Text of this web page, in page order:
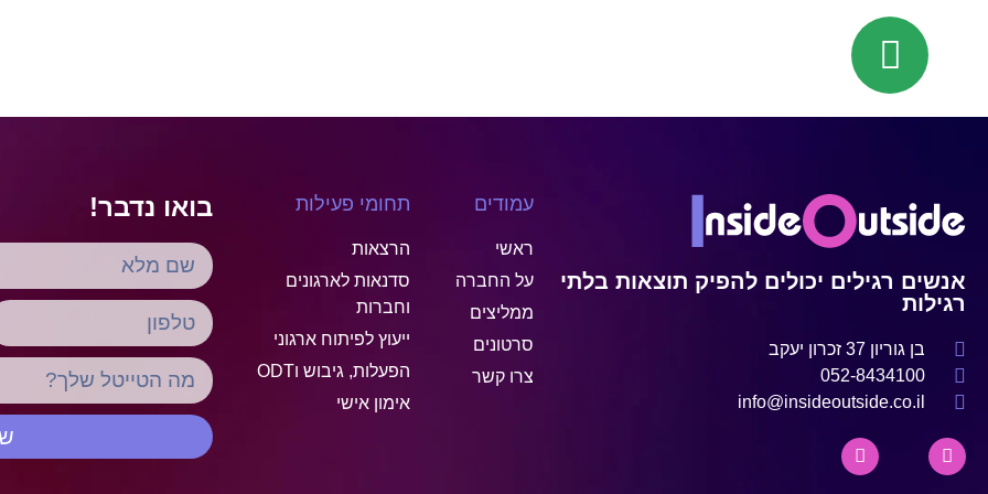
אנשים רגילים יכולים להפיק תוצאות בלתי
רגילות
בן גוריון 37 זכרון יעקב
052-8434100
info@insideoutside.co.il
עמודים
ראשי
על החברה
ממליצים
סרטונים
צרו קשר
תחומי פעילות
הרצאות
סדנאות לארגונים
וחברות
ייעוץ לפיתוח ארגוני
הפעלות, גיבוש וODT
אימון אישי
בואו נדבר!